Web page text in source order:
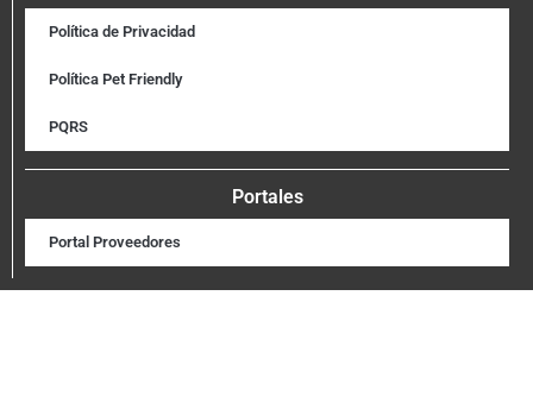
Política de Privacidad
Política Pet Friendly
PQRS
Portales
Portal Proveedores